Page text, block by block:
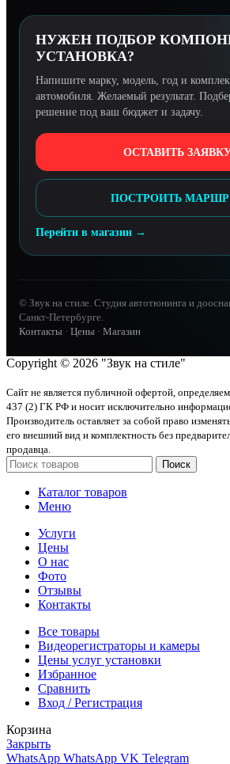
НУЖЕН ПОДБОР
УСТАНОВКА?
Напишите марку, модель, год и
автомобиля. Желаемый результат.
решение под ваш бюджет и задачу.
ОСТАВИТЬ
ПОСТРОИТЬ
Перейти в магазин →
© Звук на стиле. Студия автотюнинга и
Санкт-Петербурге.
Контакты · Цены · Магазин
Copyright © 2026 "Звук на стиле"
Сайт не является публичной офертой,
437 (2) ГК РФ и носит исключительно
Производитель оставляет за собой право
его внешний вид и комплектность без
продавца.
Поиск
Каталог товаров
Меню
Услуги
Цены
О нас
Фото
Отзывы
Контакты
Все товары
Видеорегистраторы и камеры
Цены услуг установки
Избранное
Сравнить
Вход / Регистрация
Корзина
Закрыть
WhatsApp WhatsApp VK Telegram